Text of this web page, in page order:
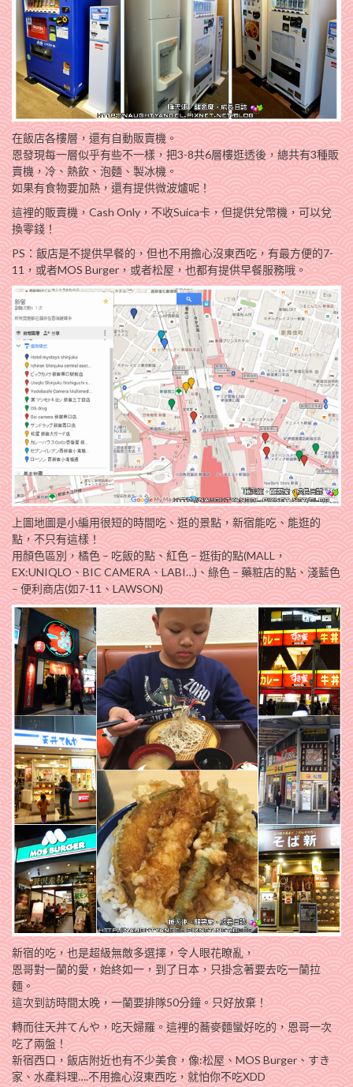
在飯店各樓層，還有自動販賣機。
恩發現每一層似乎有些不一樣，把3-8共6層樓逛透後，總共有3種販
賣機，冷、熱飲、泡麵、製冰機。
如果有食物要加熱，還有提供微波爐呢！
這裡的販賣機，Cash Only，不收Suica卡，但提供兌幣機，可以兌
換零錢！
PS：飯店是不提供早餐的，但也不用擔心沒東西吃，有最方便的7-
11，或者MOS Burger，或者松屋，也都有提供早餐服務哦。
上圖地圖是小編用很短的時間吃、逛的景點，新宿能吃、能逛的
點，不只有這樣！
用顏色區別，橘色 – 吃飯的點、紅色 – 逛街的點(MALL，
EX:UNIQLO、BIC CAMERA、LABI…)、綠色 – 藥粧店的點、淺藍色
– 便利商店(如7-11、LAWSON)
新宿的吃，也是超級無敵多選擇，令人眼花瞭亂，
恩哥對一蘭的愛，始終如一，到了日本，只掛念著要去吃一蘭拉
麵。
這次到訪時間太晚，一蘭要排隊50分鐘。只好放棄！
轉而往天丼てんや，吃天婦羅。這裡的蕎麥麵蠻好吃的，恩哥一次
吃了兩盤！
新宿西口，飯店附近也有不少美食，像:松屋、MOS Burger、すき
家、水產料理….不用擔心沒東西吃，就怕你不吃XDD